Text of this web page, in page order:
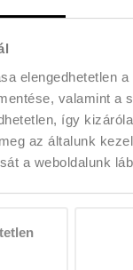
elengedhetetlen
valamint
így
az általunk
a weboldalunk
mint pl.
folyamatok
végéig tart